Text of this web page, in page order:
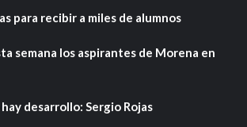
para recibir a miles de alumnos
semana los aspirantes de Morena en
desarrollo: Sergio Rojas